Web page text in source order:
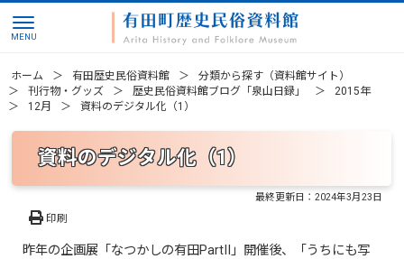
ホーム 有田歴史民俗資料館
分類から探す（資料館サイト）
刊行物・グッズ
歴史民俗資料館ブログ「泉山日録」
2015年
12月
資料のデジタル化（1）
資料のデジタル化（1）
最終更新日：2024年3月23日
印刷
昨年の企画展「なつかしの有田PartII」開催後、「うちにも写